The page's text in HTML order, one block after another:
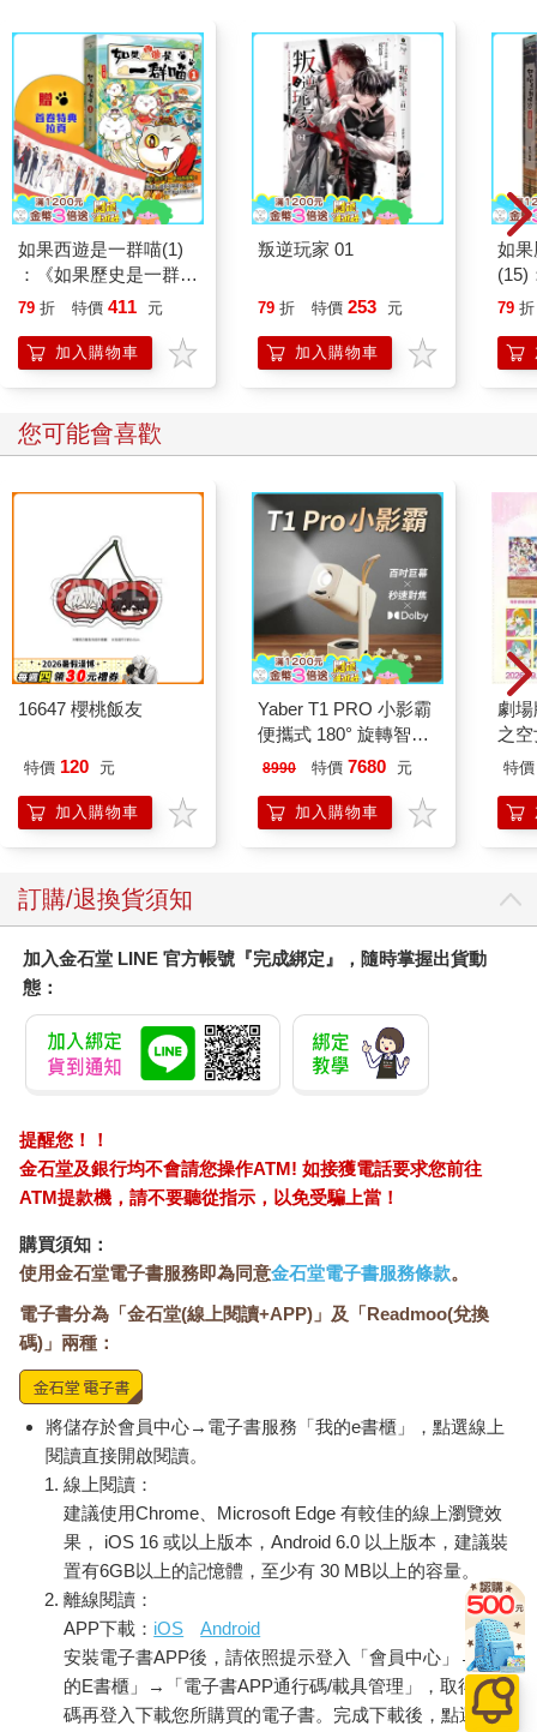
如果西遊是一群喵(1)
：《如果歷史是一群
喵》作者最新力作，附
79 折 特價 411 元
加入購物車
叛逆玩家 01
79 折 特價 253 元
加入購物車
如
(15)
貓
79 折
您可能會喜歡
16647 櫻桃飯友
特價 120 元
加入購物車
Yaber T1 PRO 小影霸
便攜式 180° 旋轉智能
投影機
8990 特價 7680 元
加入購物車
劇
之
樂
組
特價
訂購/退換貨須知
加入金石堂 LINE 官方帳號『完成綁定』，隨時掌握出貨動
態：
提醒您！！
金石堂及銀行均不會請您操作ATM! 如接獲電話要求您前往
ATM提款機，請不要聽從指示，以免受騙上當！
購買須知：
使用金石堂電子書服務即為同意金石堂電子書服務條款。
電子書分為「金石堂(線上閱讀+APP)」及「Readmoo(兌換
碼)」兩種：
將儲存於會員中心→電子書服務「我的e書櫃」，點選線上
閱讀直接開啟閱讀。
線上閱讀：
建議使用Chrome、Microsoft Edge 有較佳的線上瀏覽效
果， iOS 16 或以上版本，Android 6.0 以上版本，建議裝
置有6GB以上的記憶體，至少有 30 MB以上的容量。
離線閱讀：
APP下載： iOS
Android
安裝電子書APP後，請依照提示登入「會員中心」→「我
的E書櫃」→「電子書APP通行碼/載具管理」，取得通行
碼再登入下載您所購買的電子書。完成下載後，點選任一